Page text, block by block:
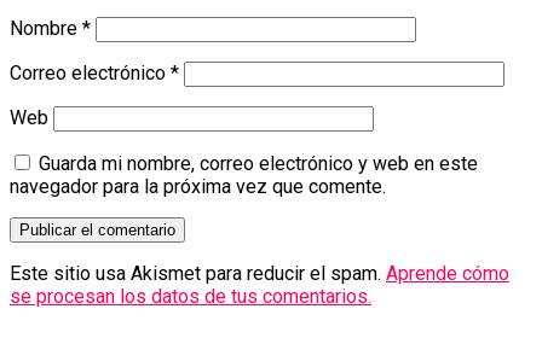
Nombre *
Correo electrónico *
Web
Guarda mi nombre, correo electrónico y web en este
navegador para la próxima vez que comente.
Este sitio usa Akismet para reducir el spam. Aprende cómo
se procesan los datos de tus comentarios.